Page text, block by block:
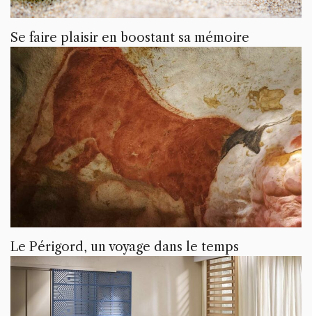
Se faire plaisir en boostant sa mémoire
Le Périgord, un voyage dans le temps